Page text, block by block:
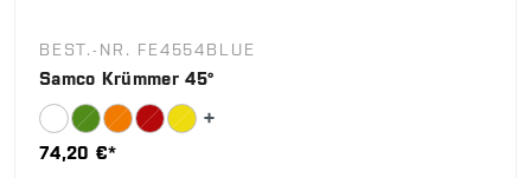
BEST.-NR. FE4554BLUE
Samco Krümmer 45°
74,20 €*